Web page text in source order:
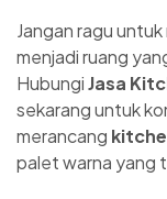
Jangan ragu
menjadi ruang
HubungiJasa
sekarang untuk
merancang
palet warna yang